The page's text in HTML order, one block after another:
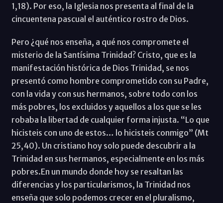
1,18). Por eso, la Iglesia nos presenta al final de la
cincuentena pascual el auténtico rostro de Dios.
Pero ¿qué nos enseña, a qué nos compromete el
misterio de la Santísima Trinidad? Cristo, que es la
manifestación histórica de Dios Trinidad, se nos
presentó como hombre comprometido con su Padre,
con la vida y con sus hermanos, sobre todo con los
más pobres, los excluidos y aquellos a los que se les
robaba la libertad de cualquier forma injusta. “Lo que
hicisteis con uno de estos… lo hicisteis conmigo” (Mt
25,40). Un cristiano hoy solo puede descubrir a la
Trinidad en sus hermanos, especialmente en los más
pobres.En un mundo donde hoy se resaltan las
diferencias y los particularismos, la Trinidad nos
enseña que solo podemos crecer en el pluralismo,